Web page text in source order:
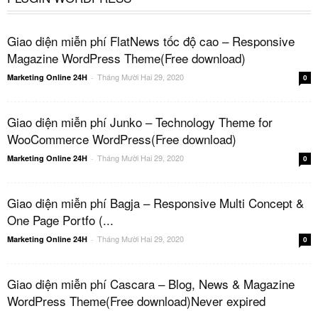
Giao diện miễn phí FlatNews tốc độ cao – Responsive
Magazine WordPress Theme(Free download)
Marketing Online 24H - Tháng Mười Hai 29, 2020 0
Giao diện miễn phí Junko – Technology Theme for
WooCommerce WordPress(Free download)
Marketing Online 24H - Tháng Mười Hai 29, 2020 0
Giao diện miễn phí Bagja – Responsive Multi Concept &
One Page Portfo (...
Marketing Online 24H - Tháng Mười Hai 29, 2020 0
Giao diện miễn phí Cascara – Blog, News & Magazine
WordPress Theme(Free download)Never expired